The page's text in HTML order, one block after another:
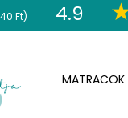
Ft) 4.9
MATRACOK